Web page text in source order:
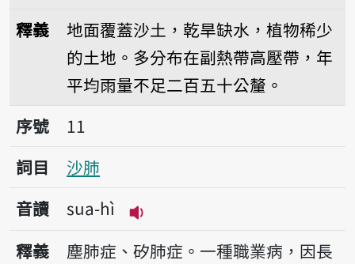
釋義
地面覆蓋沙土，乾旱缺水，植物稀少
的土地。多分布在副熱帶高壓帶，年
平均雨量不足二百五十公釐。
序號11沙肺
序號
11
詞目
沙肺
音讀
sua-hì
播放音讀sua-hì
釋義
塵肺症、矽肺症。一種職業病，因長